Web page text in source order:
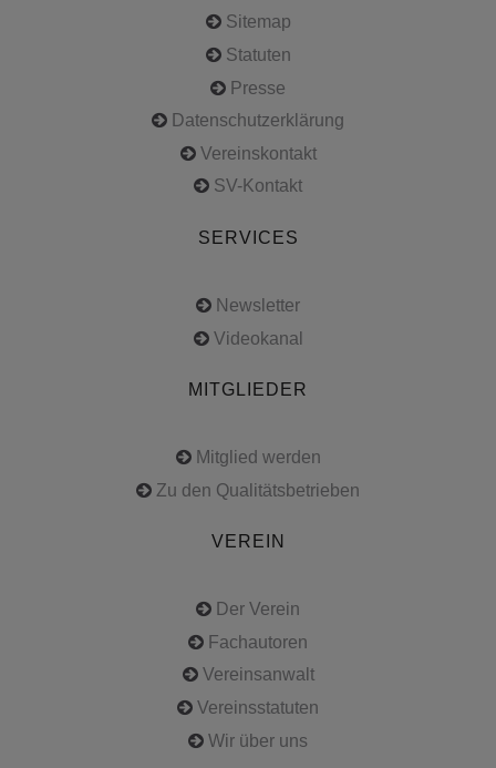
Sitemap
Statuten
Presse
Datenschutzerklärung
Vereinskontakt
SV-Kontakt
SERVICES
Newsletter
Videokanal
MITGLIEDER
Mitglied werden
Zu den Qualitätsbetrieben
VEREIN
Der Verein
Fachautoren
Vereinsanwalt
Vereinsstatuten
Wir über uns